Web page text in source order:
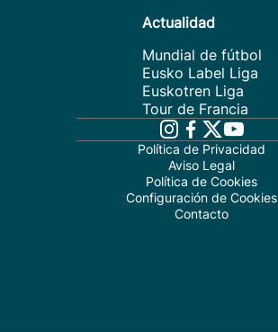
Actualidad
Mundial de fútbol
Eusko Label Liga
Euskotren Liga
Tour de Francia
Política de Privacidad
Aviso Legal
Política de Cookies
Configuración de Cookies
Contacto